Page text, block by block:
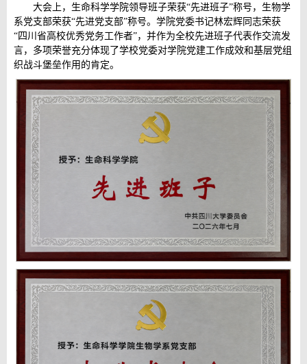
大会上，生命科学学院领导班子荣获“先进班子”称号，生物学
系党支部荣获“先进党支部”称号。学院党委书记林宏辉同志荣获
“四川省高校优秀党务工作者”，并作为全校先进班子代表作交流发
言，多项荣誉充分体现了学校党委对学院党建工作成效和基层党组
织战斗堡垒作用的肯定。